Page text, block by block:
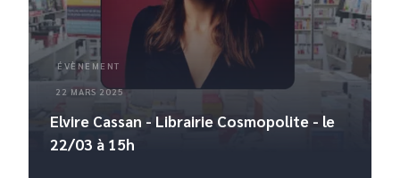
ÉVÈNEMENT
22 MARS 2025
Elvire Cassan - Librairie Cosmopolite - le
22/03 à 15h